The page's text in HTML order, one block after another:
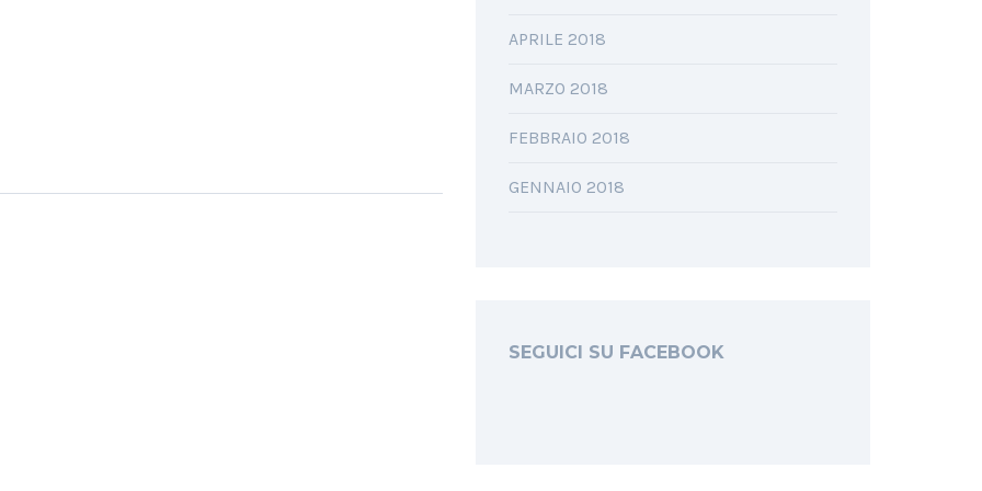
APRILE 2018
MARZO 2018
FEBBRAIO 2018
GENNAIO 2018
SEGUICI SU FACEBOOK